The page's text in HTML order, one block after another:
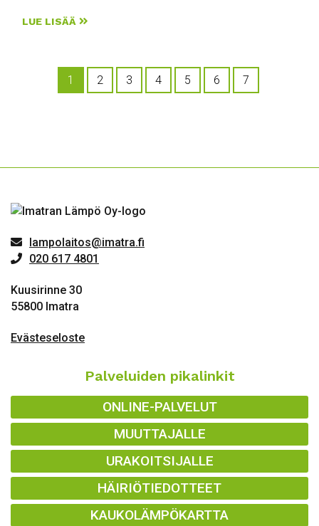
LUE LISÄÄ
1 2 3 4 5 6 7
lampolaitos@imatra.fi
020 617 4801
Kuusirinne 30
55800 Imatra
Evästeseloste
Palveluiden pikalinkit
ONLINE-PALVELUT
MUUTTAJALLE
URAKOITSIJALLE
HÄIRIÖTIEDOTTEET
KAUKOLÄMPÖKARTTA